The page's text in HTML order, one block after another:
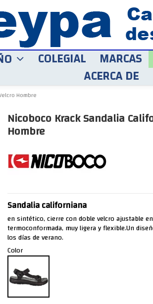
COLEGIAL MARCAS
ACERCA DE
Hombre
Nicoboco Krack Sandalia
Hombre
Sandalia californiana
en sintético, cierre con doble velcro ajustable
termoconformada, muy ligera y flexible.Un
los días de verano.
Color